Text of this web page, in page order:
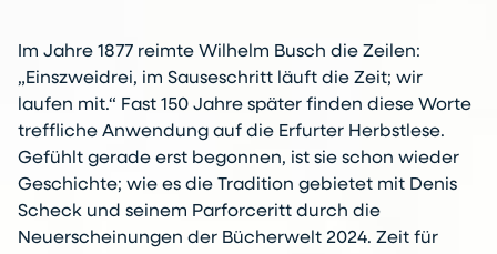
Im Jahre 1877 reimte Wilhelm Busch die Zeilen:
„Einszweidrei, im Sauseschritt läuft die Zeit; wir
laufen mit.“ Fast 150 Jahre später finden diese Worte
treffliche Anwendung auf die Erfurter Herbstlese.
Gefühlt gerade erst begonnen, ist sie schon wieder
Geschichte; wie es die Tradition gebietet mit Denis
Scheck und seinem Parforceritt durch die
Neuerscheinungen der Bücherwelt 2024. Zeit für